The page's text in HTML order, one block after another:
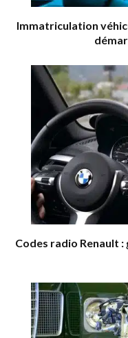
Immatriculation
Codes radio Renault